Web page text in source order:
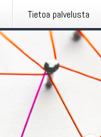
Tietoa palvelusta